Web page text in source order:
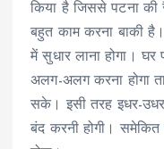
किया है जिससे पटना की
बहुत काम करना बाकी
में सुधार लाना होगा।
अलग-अलग करना होगा
सके। इसी तरह इधर-
बंद करनी होगी।